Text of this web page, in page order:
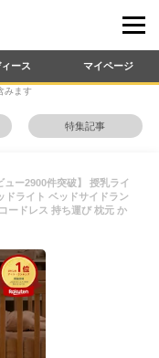
ース マイページ
みます
特集記事
ュー2900件突破】 授乳ライ
ドライト ベッドサイドラン
ードレス 持ち運び 枕元 か